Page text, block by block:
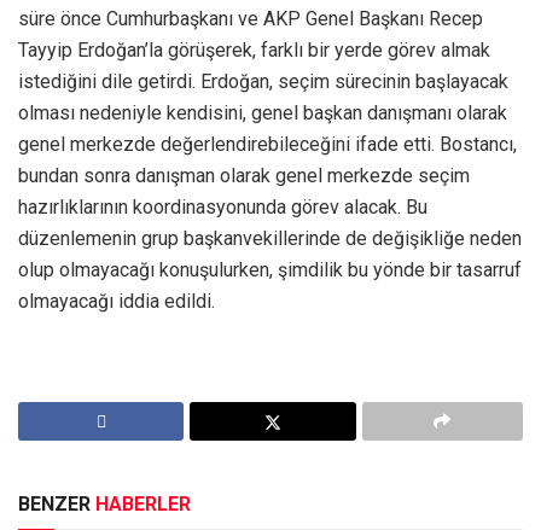
süre önce Cumhurbaşkanı ve AKP Genel Başkanı Recep
Tayyip Erdoğan’la görüşerek, farklı bir yerde görev almak
istediğini dile getirdi. Erdoğan, seçim sürecinin başlayacak
olması nedeniyle kendisini, genel başkan danışmanı olarak
genel merkezde değerlendirebileceğini ifade etti. Bostancı,
bundan sonra danışman olarak genel merkezde seçim
hazırlıklarının koordinasyonunda görev alacak. Bu
düzenlemenin grup başkanvekillerinde de değişikliğe neden
olup olmayacağı konuşulurken, şimdilik bu yönde bir tasarruf
olmayacağı iddia edildi.
BENZER HABERLER